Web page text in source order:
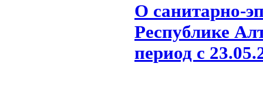
О санитарно-
Республике
период с